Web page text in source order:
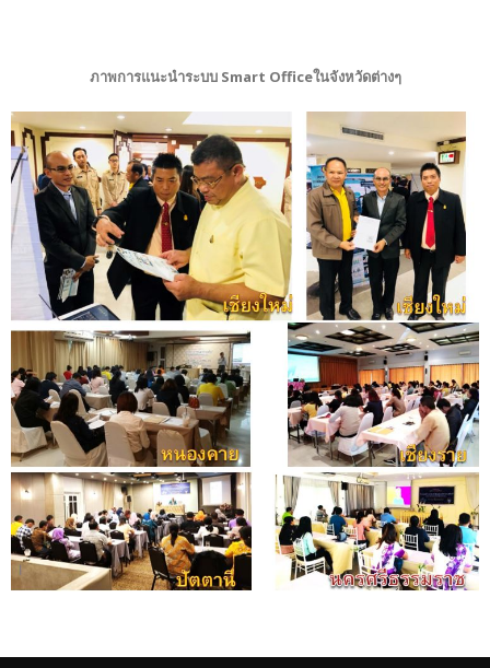
ภาพการแนะนำระบบ Smart Officeในจังหวัดต่างๆ